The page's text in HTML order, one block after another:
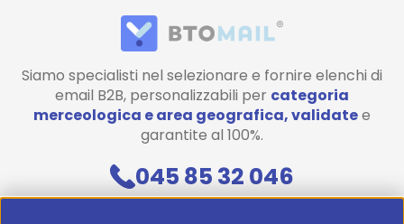
Siamo specialisti nel selezionare e fornire elenchi di
email B2B, personalizzabili per categoria
merceologica e area geografica, validatee
garantite al 100%.
045 85 32 046